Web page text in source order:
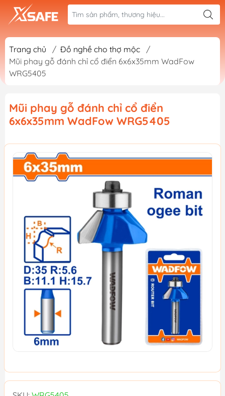
Trang chủ / Đồ nghề cho thợ mộc
/
Mũi phay gỗ đánh chỉ cổ điển 6x6x35mm WadFow
WRG5405
Mũi phay gỗ đánh chỉ cổ điển
6x6x35mm WadFow WRG5405